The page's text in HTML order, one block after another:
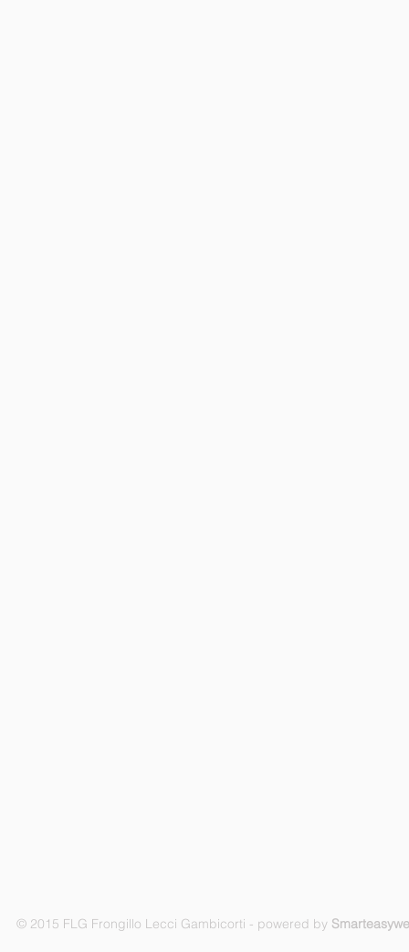
© 2015 FLG Frongillo Lecci Gambicorti - powered by